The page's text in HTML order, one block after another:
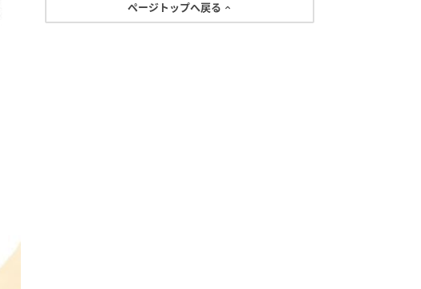
ページトップへ戻る